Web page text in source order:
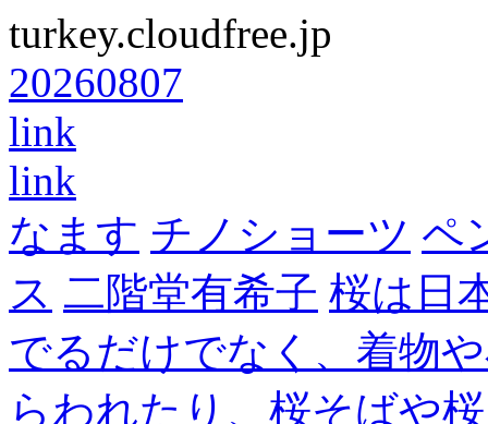
turkey.cloudfree.jp
20260807
link
link
なます チノショーツ ペ
ス 二階堂有希子 桜は日
でるだけでなく、着物
らわれたり、桜そばや